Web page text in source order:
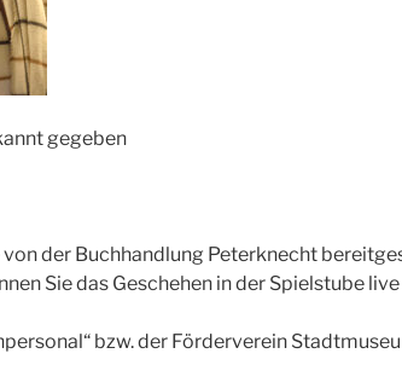
gegeben
der Buchhandlung Peterknecht
Sie das Geschehen in der Spielstube
bzw. der Förderverein